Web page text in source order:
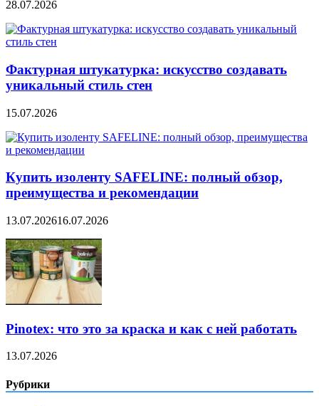
28.07.2026
Фактурная штукатурка: искусство создавать
уникальный стиль стен
15.07.2026
Купить изоленту SAFELINE: полный обзор,
преимущества и рекомендации
13.07.202616.07.2026
Pinotex: что это за краска и как с ней работать
13.07.2026
Рубрики